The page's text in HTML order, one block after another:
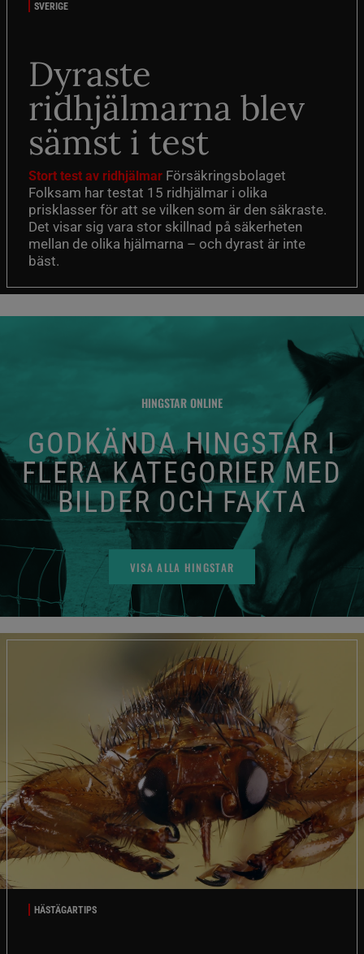
SVERIGE
Dyraste
ridhjälmarna blev
sämst i test
Stort test av ridhjälmar Försäkringsbolaget
Folksam har testat 15 ridhjälmar i olika
prisklasser för att se vilken som är den säkraste.
Det visar sig vara stor skillnad på säkerheten
mellan de olika hjälmarna – och dyrast är inte
bäst.
HINGSTAR ONLINE
GODKÄNDA HINGSTAR I
FLERA KATEGORIER MED
BILDER OCH FAKTA
VISA ALLA HINGSTAR
HÄSTÄGARTIPS